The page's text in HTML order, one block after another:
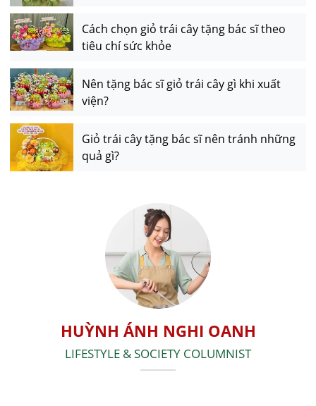
Cách chọn giỏ trái cây tặng bác sĩ theo
tiêu chí sức khỏe
Nên tặng bác sĩ giỏ trái cây gì khi xuất
viện?
Giỏ trái cây tặng bác sĩ nên tránh những
quả gì?
HUỲNH ÁNH NGHI OANH
LIFESTYLE & SOCIETY COLUMNIST